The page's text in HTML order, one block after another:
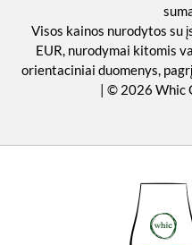
Visos kainos nurodytos su
EUR, nurodymai kitomis
orientaciniai duomenys,
| © 2026 Whic